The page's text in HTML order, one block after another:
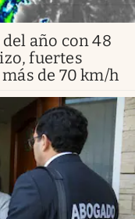
año con 48
fuertes
de 70 km/h